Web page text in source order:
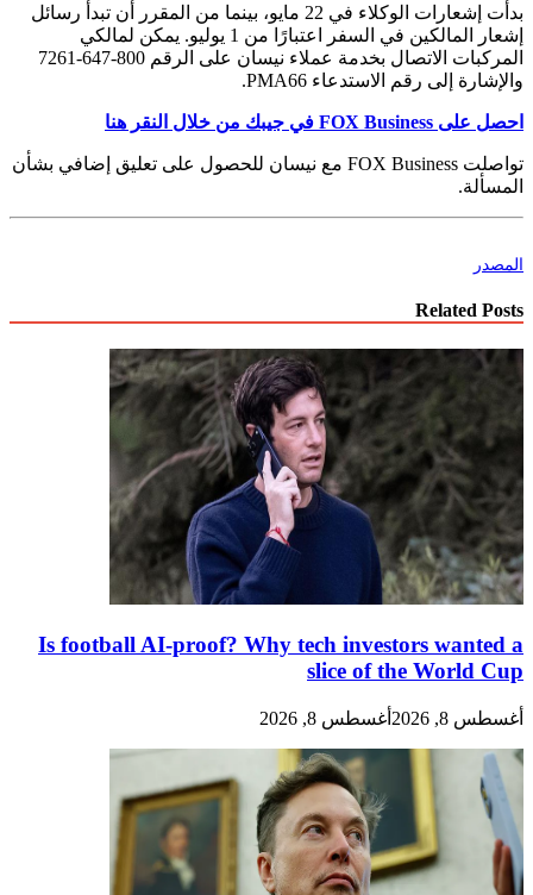
بدأت إشعارات الوكلاء في 22 مايو، بينما من المقرر أن تبدأ رسائل
إشعار المالكين في السفر اعتبارًا من 1 يوليو. يمكن لمالكي
المركبات الاتصال بخدمة عملاء نيسان على الرقم 800-647-7261
والإشارة إلى رقم الاستدعاء PMA66.
احصل على FOX Business في جيبك من خلال النقر هنا
تواصلت FOX Business مع نيسان للحصول على تعليق إضافي بشأن
المسألة.
المصدر
Related Posts
Is football AI-proof? Why tech investors wanted a
slice of the World Cup
أغسطس 8, 2026 أغسطس 8, 2026